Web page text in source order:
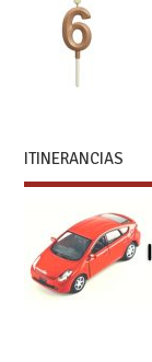
ITINERANCIAS